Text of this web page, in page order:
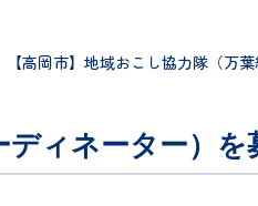
【高岡市】地域おこし協力隊（万
ィネーター）を